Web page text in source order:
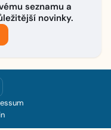
seznamu a
novinky.